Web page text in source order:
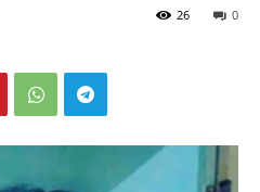
0
26